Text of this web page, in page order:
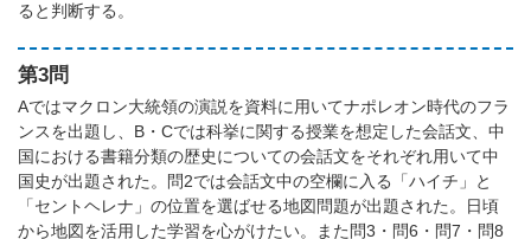
ると判断する。
第3問
Aではマクロン大統領の演説を資料に用いてナポレオン時代のフラ
ンスを出題し、B・Cでは科挙に関する授業を想定した会話文、中
国における書籍分類の歴史についての会話文をそれぞれ用いて中
国史が出題された。問2では会話文中の空欄に入る「ハイチ」と
「セントヘレナ」の位置を選ばせる地図問題が出題された。日頃
から地図を活用した学習を心がけたい。また問3・問6・問7・問8